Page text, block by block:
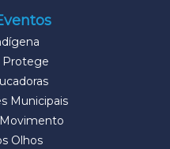
Protege
Municipais
Olhos